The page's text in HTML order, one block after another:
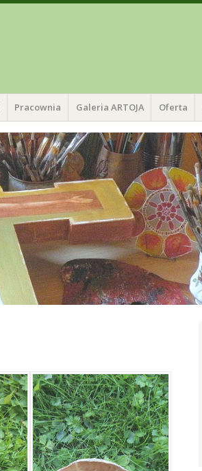
Pracownia Galeria ARTOJA Oferta